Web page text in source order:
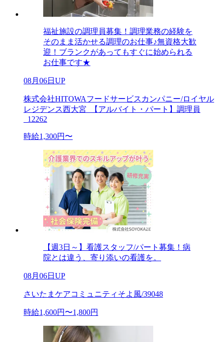
福祉施設の調理員募集！調理業務の経験を
そのまま活かせる調理のお仕事♪無資格大歓
迎！ブランクがあってもすぐに始められる
お仕事です★
08月06日UP
株式会社HITOWAフードサービスカンパニー/ロイヤル
レジデンス西大宮_【アルバイト・パート】調理員
_12262
時給1,300円〜
【週3日～】看護スタッフ/パート募集！病
院とは違う、寄り添いの看護を。
08月06日UP
さいたまケアコミュニティそよ風/39048
時給1,600円〜1,800円